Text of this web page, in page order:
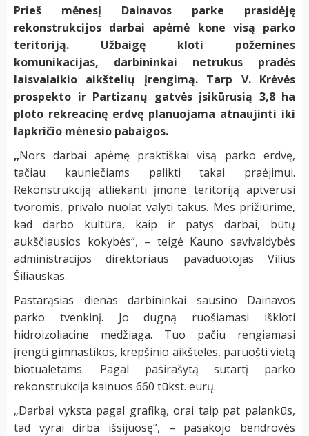
Prieš mėnesį Dainavos parke prasidėję
rekonstrukcijos darbai apėmė kone visą parko
teritoriją. Užbaigę kloti požemines
komunikacijas, darbininkai netrukus pradės
laisvalaikio aikštelių įrengimą. Tarp V. Krėvės
prospekto ir Partizanų gatvės įsikūrusią 3,8 ha
ploto rekreacinę erdvę planuojama atnaujinti iki
lapkričio mėnesio pabaigos.
„Nors darbai apėmę praktiškai visą parko erdvę,
tačiau kauniečiams palikti takai praėjimui.
Rekonstrukciją atliekanti įmonė teritoriją aptvėrusi
tvoromis, privalo nuolat valyti takus. Mes prižiūrime,
kad darbo kultūra, kaip ir patys darbai, būtų
aukščiausios kokybės“, – teigė Kauno savivaldybės
administracijos direktoriaus pavaduotojas Vilius
Šiliauskas.
Pastarąsias dienas darbininkai sausino Dainavos
parko tvenkinį. Jo dugną ruošiamasi iškloti
hidroizoliacine medžiaga. Tuo pačiu rengiamasi
įrengti gimnastikos, krepšinio aikšteles, paruošti vietą
biotualetams. Pagal pasirašytą sutartį parko
rekonstrukcija kainuos 660 tūkst. eurų.
„Darbai vyksta pagal grafiką, orai taip pat palankūs,
tad vyrai dirba išsijuosę“, – pasakojo bendrovės